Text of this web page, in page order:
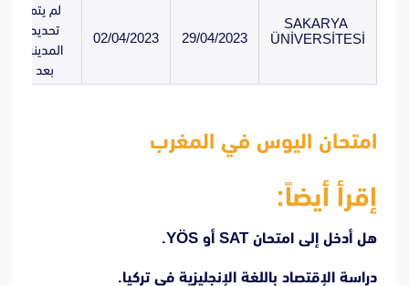
SAKARYA
ÜNİVERSİTESİ
29/04/2023
02/04/2023
لم يتم
تحديد
المدينة
بعد
امتحان اليوس في المغرب
إقرأ أيضاً:
هل أدخل إلى امتحان SAT أو YÖS.
دراسة الإقتصاد باللغة الإنجليزية في تركيا.